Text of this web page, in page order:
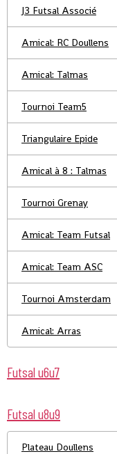
J3 Futsal Associé
Amical: RC Doullens
Amical: Talmas
Tournoi Team5
Triangulaire Epide
Amical à 8 : Talmas
Tournoi Grenay
Amical: Team Futsal
Amical: Team ASC
Tournoi Amsterdam
Amical: Arras
Futsal u6u7
Futsal u8u9
Plateau Doullens